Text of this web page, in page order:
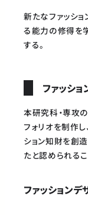
新たなファッシ
る能力の修得を
する。
ファッシ
本研究科・専攻
フォリオを制作し
ション知財を創
たと認められるこ
ファッションデ